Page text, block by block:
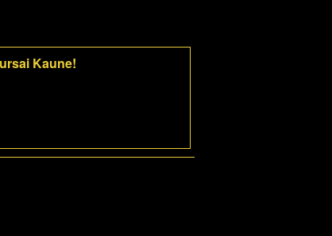
Kaune!